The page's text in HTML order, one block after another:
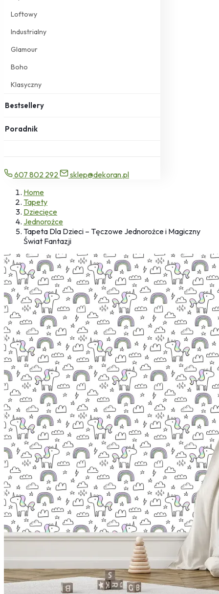
Loftowy
Industrialny
Glamour
Boho
Klasyczny
Bestsellery
Poradnik
607 802 292
sklep@dekoran.pl
Home
Tapety
Dziecięce
Jednorożce
Tapeta Dla Dzieci – Tęczowe Jednorożce i Magiczny
Świat Fantazji